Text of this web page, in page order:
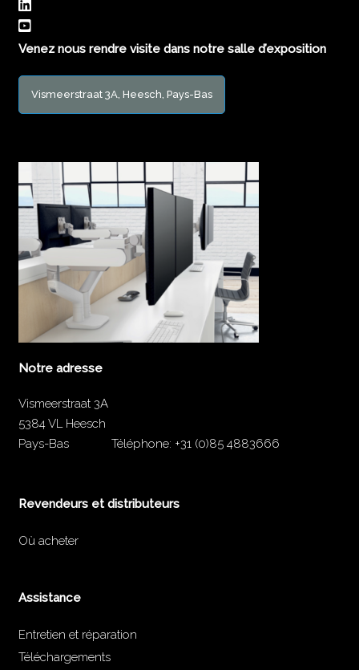
Venez nous rendre visite dans notre salle d’exposition
Vismeerstraat 3A, Heesch, Pays-Bas
Notre adresse
Vismeerstraat 3A
5384 VL Heesch
Pays-Bas
Téléphone: +31 (0)85 4883666
Revendeurs et distributeurs
Où acheter
Assistance
Entretien et réparation
Téléchargements